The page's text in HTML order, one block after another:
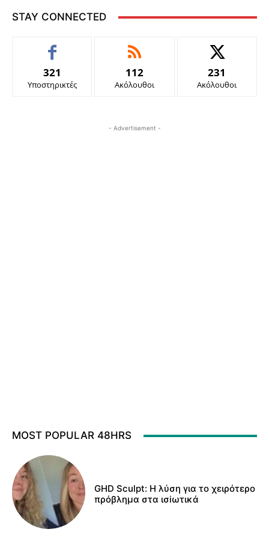
STAY CONNECTED
321
Υποστηρικτές
112
Ακόλουθοι
231
Ακόλουθοι
- Advertisement -
MOST POPULAR 48HRS
GHD Sculpt: Η λύση για το χειρότερο
πρόβλημα στα ισiωτικά